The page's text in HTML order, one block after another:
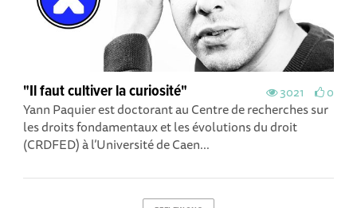
3021 0
"Il faut cultiver la curiosité"
Yann Paquier est doctorant au Centre de recherches sur
les droits fondamentaux et les évolutions du droit
(CRDFED) à l’Université de Caen...